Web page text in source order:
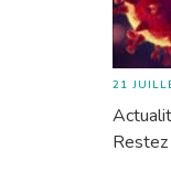
21